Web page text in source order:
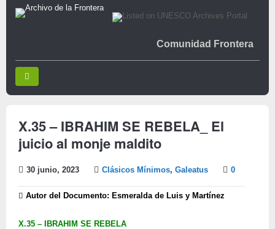
Comunidad Frontera
X.35 – IBRAHIM SE REBELA_ El
juicio al monje maldito
30 junio, 2023 Clásicos Mínimos, Galeatus 0
Autor del Documento: Esmeralda de Luis y Martínez
X.35 – IBRAHIM SE REBELA